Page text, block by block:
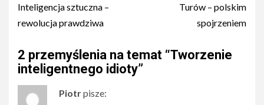
navigation
Inteligencja sztuczna –
rewolucja prawdziwa
Turów – polskim
spojrzeniem
2 przemyślenia na temat “Tworzenie
inteligentnego idioty”
Piotrpisze: